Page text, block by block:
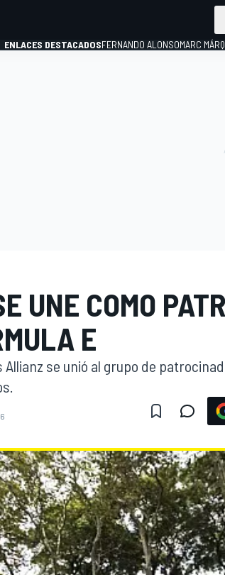
FÓRMULA E
ENLACES DESTACADOSFERNANDO ALONSOMARC
UNE COMO
E
Allianz se unió al grupo de